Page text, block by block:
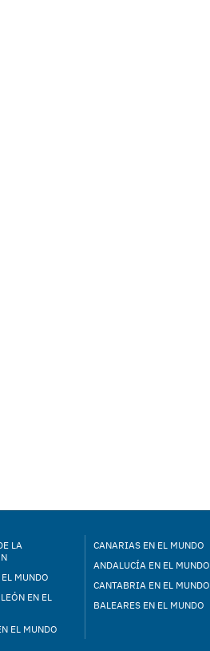
LA
MUNDO
EN EL
EL MUNDO
CANARIAS EN EL MUNDO
ANDALUCÍA EN EL MUNDO
CANTABRIA EN EL MUNDO
BALEARES EN EL MUNDO